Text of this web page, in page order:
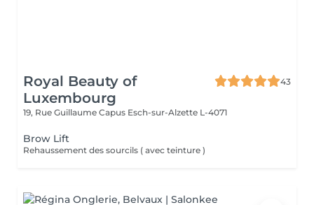
Royal Beauty of
Luxembourg
43
19, Rue Guillaume Capus Esch-sur-Alzette L-4071
Brow Lift
Rehaussement des sourcils ( avec teinture )